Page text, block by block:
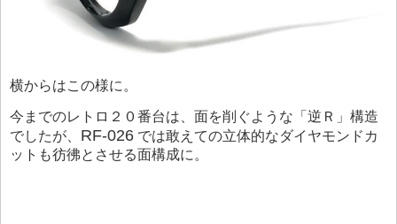
横からはこの様に。
今までのレトロ２０番台は、面を削ぐような「逆Ｒ」構造
でしたが、 RF-026 では敢えての立体的なダイヤモンドカ
ットも彷彿とさせる面構成に。